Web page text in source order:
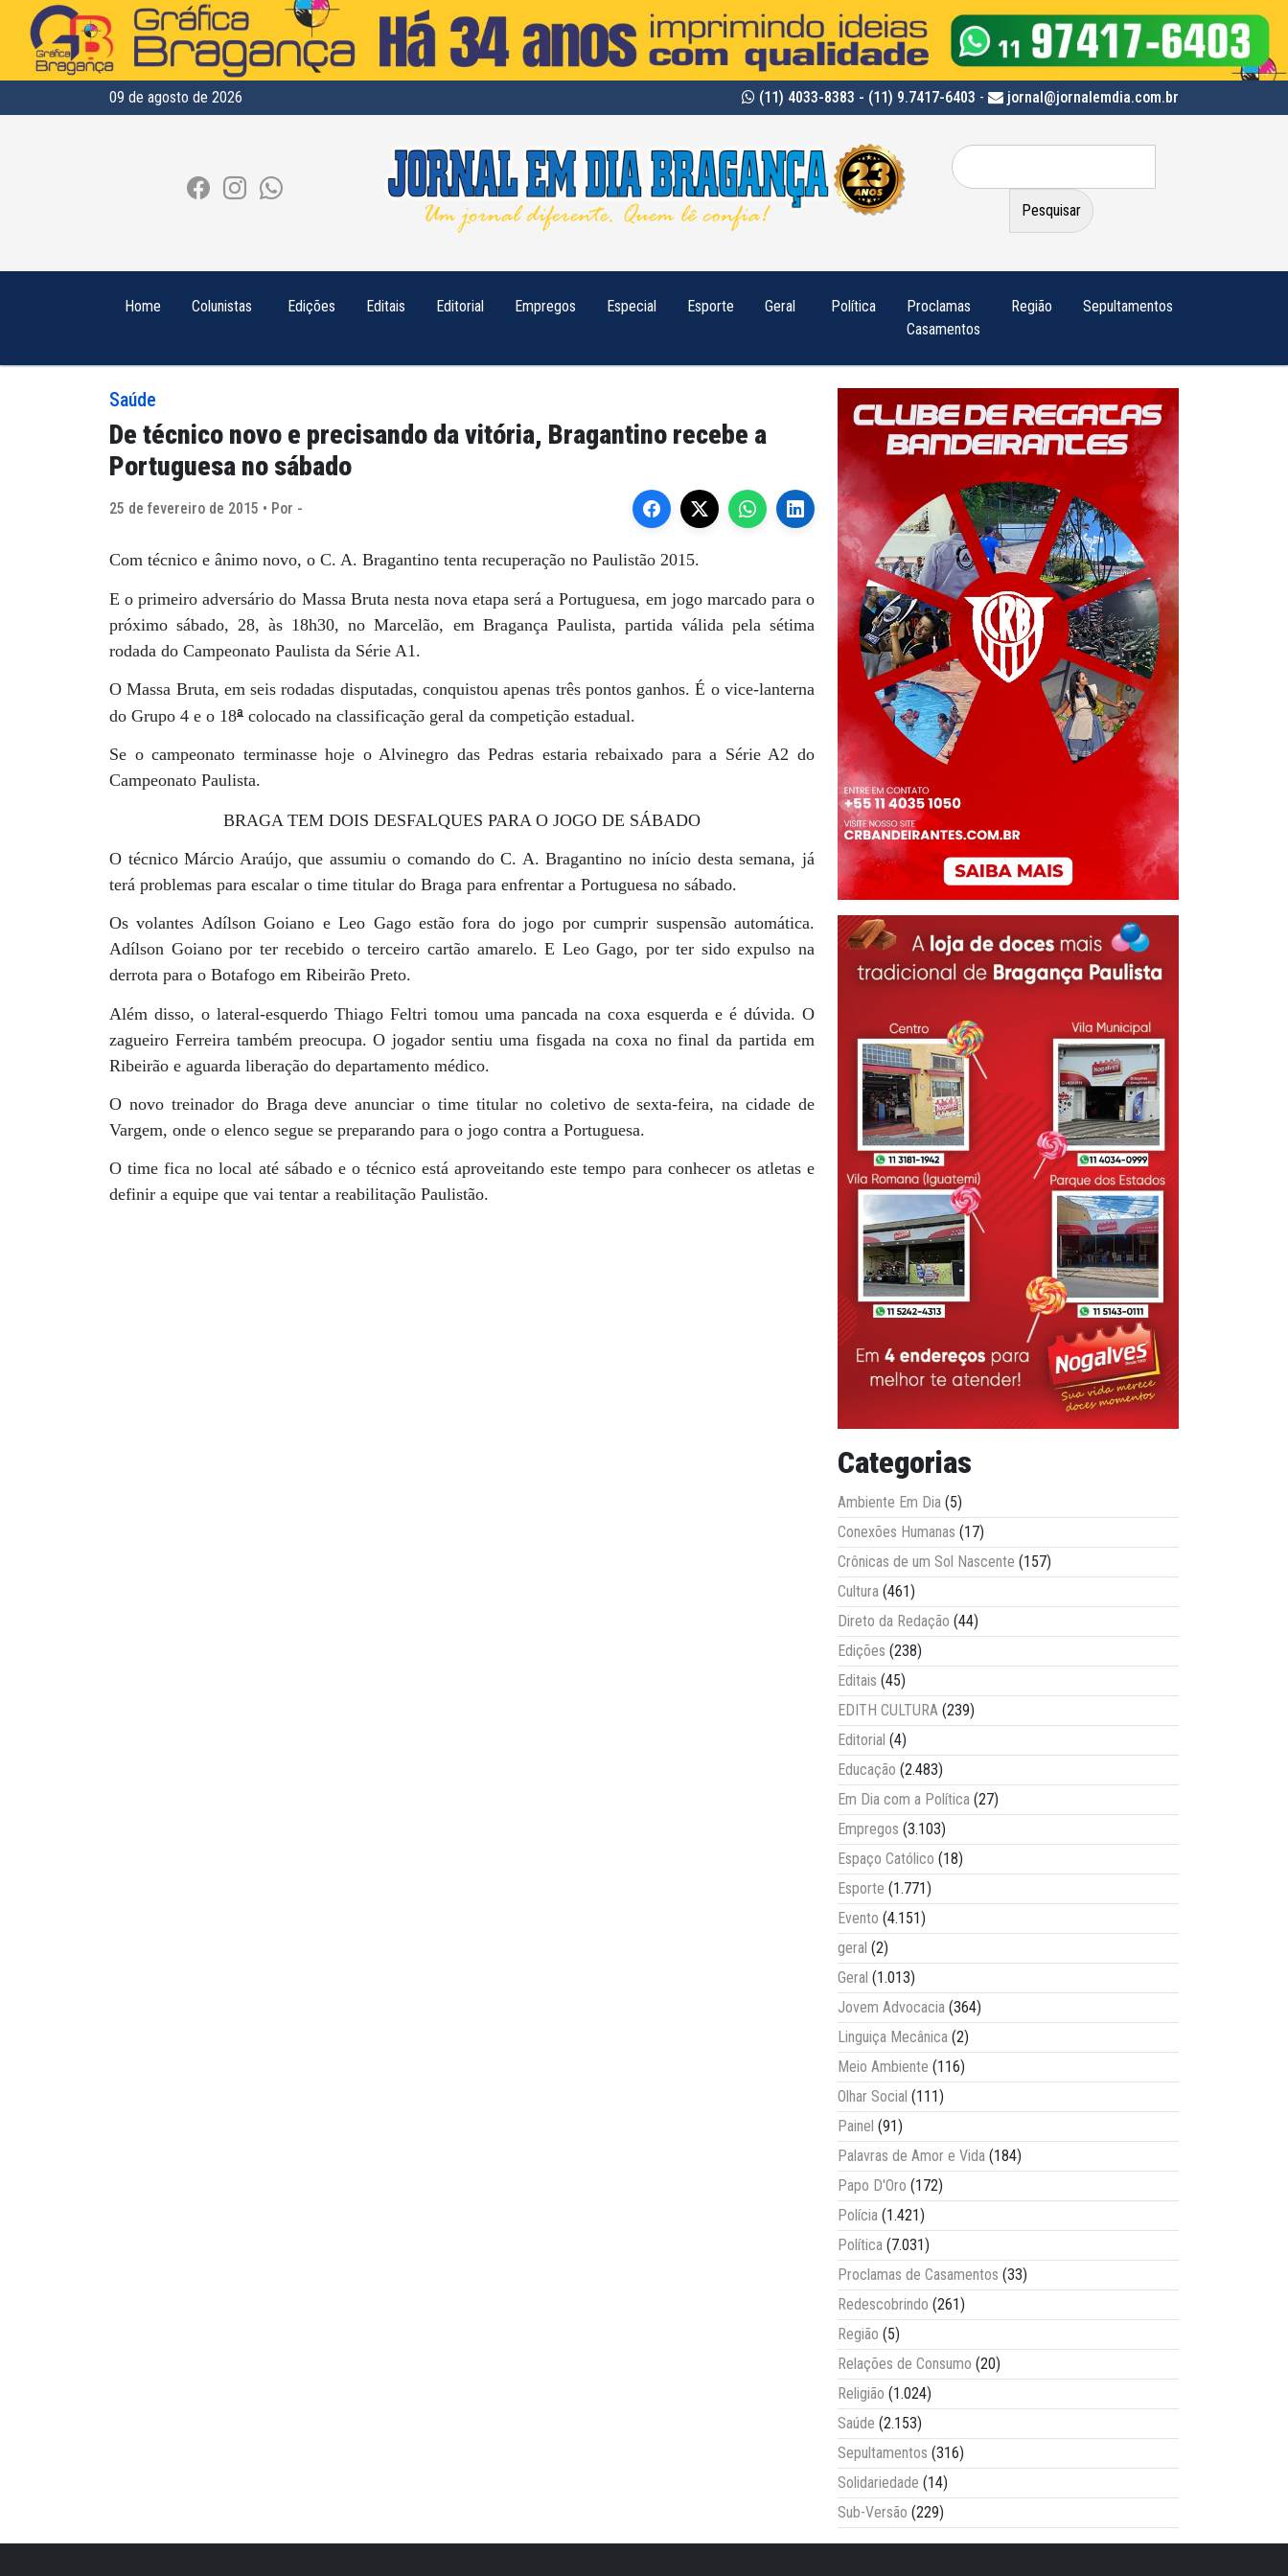
09 de agosto de 2026 (11) 4033-8383 - (11) 9.7417-6403 - jornal@jornalemdia.com.br
Pesquisar
por:
Home Colunistas Edições Editais Editorial Empregos Especial Esporte Geral Política
Proclamas
Casamentos
Região Sepultamentos
Saúde
De técnico novo e precisando da vitória, Bragantino recebe a
Portuguesa no sábado
25 de fevereiro de 2015 • Por -
Com técnico e ânimo novo, o C. A. Bragantino tenta recuperação no Paulistão 2015.
E o primeiro adversário do Massa Bruta nesta nova etapa será a Portuguesa, em jogo marcado para o
próximo sábado, 28, às 18h30, no Marcelão, em Bragança Paulista, partida válida pela sétima
rodada do Campeonato Paulista da Série A1.
O Massa Bruta, em seis rodadas disputadas, conquistou apenas três pontos ganhos. É o vice-lanterna
do Grupo 4 e o 18ª colocado na classificação geral da competição estadual.
Se o campeonato terminasse hoje o Alvinegro das Pedras estaria rebaixado para a Série A2 do
Campeonato Paulista.
BRAGA TEM DOIS DESFALQUES PARA O JOGO DE SÁBADO
O técnico Márcio Araújo, que assumiu o comando do C. A. Bragantino no início desta semana, já
terá problemas para escalar o time titular do Braga para enfrentar a Portuguesa no sábado.
Os volantes Adílson Goiano e Leo Gago estão fora do jogo por cumprir suspensão automática.
Adílson Goiano por ter recebido o terceiro cartão amarelo. E Leo Gago, por ter sido expulso na
derrota para o Botafogo em Ribeirão Preto.
Além disso, o lateral-esquerdo Thiago Feltri tomou uma pancada na coxa esquerda e é dúvida. O
zagueiro Ferreira também preocupa. O jogador sentiu uma fisgada na coxa no final da partida em
Ribeirão e aguarda liberação do departamento médico.
O novo treinador do Braga deve anunciar o time titular no coletivo de sexta-feira, na cidade de
Vargem, onde o elenco segue se preparando para o jogo contra a Portuguesa.
O time fica no local até sábado e o técnico está aproveitando este tempo para conhecer os atletas e
definir a equipe que vai tentar a reabilitação Paulistão.
Categorias
Ambiente Em Dia (5)
Conexões Humanas (17)
Crônicas de um Sol Nascente (157)
Cultura (461)
Direto da Redação (44)
Edições (238)
Editais (45)
EDITH CULTURA (239)
Editorial (4)
Educação (2.483)
Em Dia com a Política (27)
Empregos (3.103)
Espaço Católico (18)
Esporte (1.771)
Evento (4.151)
geral (2)
Geral (1.013)
Jovem Advocacia (364)
Linguiça Mecânica (2)
Meio Ambiente (116)
Olhar Social (111)
Painel (91)
Palavras de Amor e Vida (184)
Papo D'Oro (172)
Polícia (1.421)
Política (7.031)
Proclamas de Casamentos (33)
Redescobrindo (261)
Região (5)
Relações de Consumo (20)
Religião (1.024)
Saúde (2.153)
Sepultamentos (316)
Solidariedade (14)
Sub-Versão (229)